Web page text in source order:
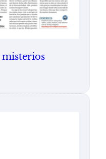
misterios